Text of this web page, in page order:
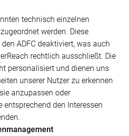
technisch einzelnen
werden. Diese
ADFC deaktiviert, was auch
rechtlich ausschließt. Die
personalisiert und dienen uns
unserer Nutzer zu erkennen
anzupassen oder
entsprechend den Interessen